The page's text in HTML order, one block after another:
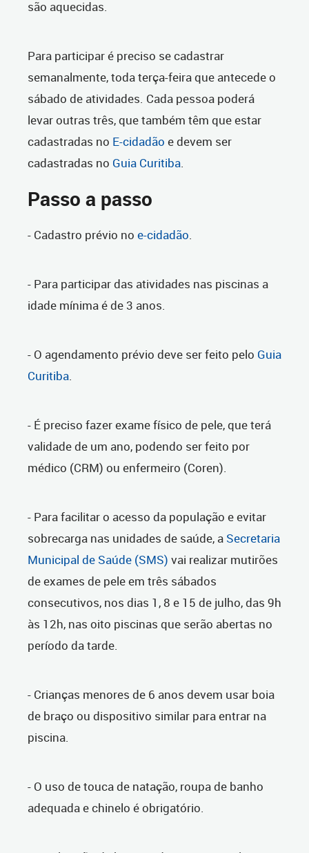
são aquecidas.
Para participar é preciso se cadastrar
semanalmente, toda terça-feira que antecede o
sábado de atividades. Cada pessoa poderá
levar outras três, que também têm que estar
cadastradas no E-cidadão e devem ser
cadastradas no Guia Curitiba.
Passo a passo
- Cadastro prévio no e-cidadão.
- Para participar das atividades nas piscinas a
idade mínima é de 3 anos.
- O agendamento prévio deve ser feito pelo Guia
Curitiba.
- É preciso fazer exame físico de pele, que terá
validade de um ano, podendo ser feito por
médico (CRM) ou enfermeiro (Coren).
- Para facilitar o acesso da população e evitar
sobrecarga nas unidades de saúde, a Secretaria
Municipal de Saúde (SMS) vai realizar mutirões
de exames de pele em três sábados
consecutivos, nos dias 1, 8 e 15 de julho, das 9h
às 12h, nas oito piscinas que serão abertas no
período da tarde.
- Crianças menores de 6 anos devem usar boia
de braço ou dispositivo similar para entrar na
piscina.
- O uso de touca de natação, roupa de banho
adequada e chinelo é obrigatório.